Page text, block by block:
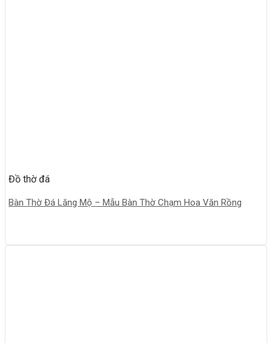
Đồ thờ đá
Bàn Thờ Đá Lăng Mộ – Mẫu Bàn Thờ Chạm Hoa Văn Rồng